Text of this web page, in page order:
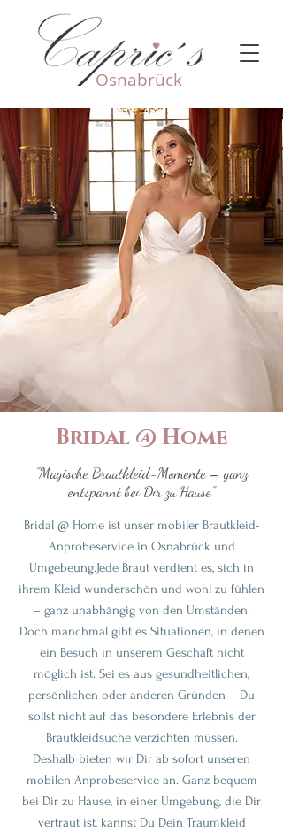
Osnabrück​
Bridal @ Home
"Magische Brautkleid-Momente – ganz
entspannt bei Dir zu Hause"
Bridal @ Home ist unser mobiler Brautkleid-
Anprobeservice in Osnabrück und
Umgebeung.Jede Braut verdient es, sich in
ihrem Kleid wunderschön und wohl zu fühlen
– ganz unabhängig von den Umständen.
Doch manchmal gibt es Situationen, in denen
ein Besuch in unserem Geschäft nicht
möglich ist. Sei es aus gesundheitlichen,
persönlichen oder anderen Gründen – Du
sollst nicht auf das besondere Erlebnis der
Brautkleidsuche verzichten müssen.
Deshalb bieten wir Dir ab sofort unseren
mobilen Anprobeservice an. Ganz bequem
bei Dir zu Hause, in einer Umgebung, die Dir
vertraut ist, kannst Du Dein Traumkleid